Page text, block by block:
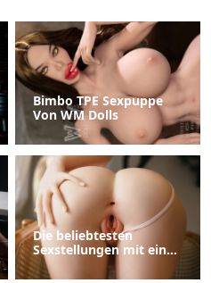
Bimbo TPE Sexpuppe
Von WM Dolls
Die beliebtesten
Sexstellungen mit einer
Sexpuppe Ein Leitfaden